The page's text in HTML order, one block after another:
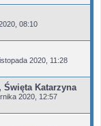
08:10
2020, 11:28
Katarzyna
2020, 12:57